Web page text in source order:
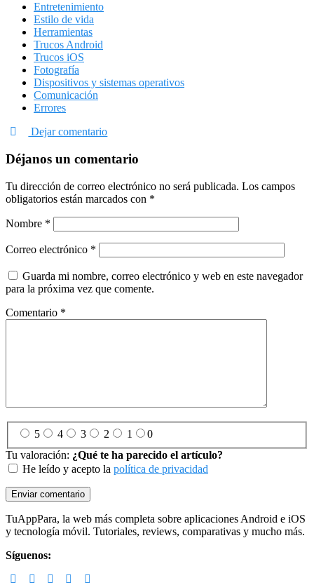
Entretenimiento
Estilo de vida
Herramientas
Trucos Android
Trucos iOS
Fotografía
Dispositivos y sistemas operativos
Comunicación
Errores
Dejar comentario
Déjanos un comentario
Tu dirección de correo electrónico no será publicada. Los campos
obligatorios están marcados con *
Nombre *
Correo electrónico *
Guarda mi nombre, correo electrónico y web en este navegador
para la próxima vez que comente.
Comentario *
5 4 3 2 1
0
Tu valoración: ¿Qué te ha parecido el artículo?
He leído y acepto la política de privacidad
Footer
TuAppPara, la web más completa sobre aplicaciones Android e iOS
y tecnología móvil. Tutoriales, reviews, comparativas y mucho más.
Síguenos: